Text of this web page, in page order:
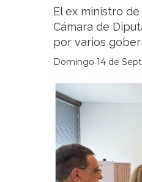
El ex ministro
Cámara de
por varios
Domingo 14 de